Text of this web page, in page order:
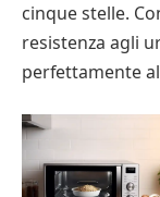
cinque stelle.
resistenza agli
perfettamente